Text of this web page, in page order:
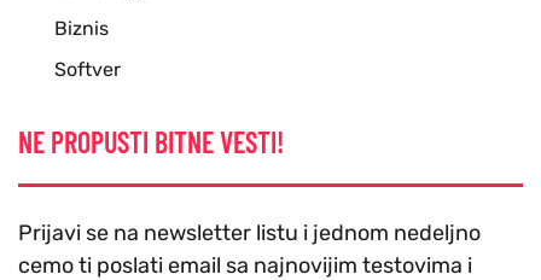
Biznis
Softver
NE PROPUSTI BITNE VESTI!
Prijavi se na newsletter listu i jednom nedeljno
cemo ti poslati email sa najnovijim testovima i